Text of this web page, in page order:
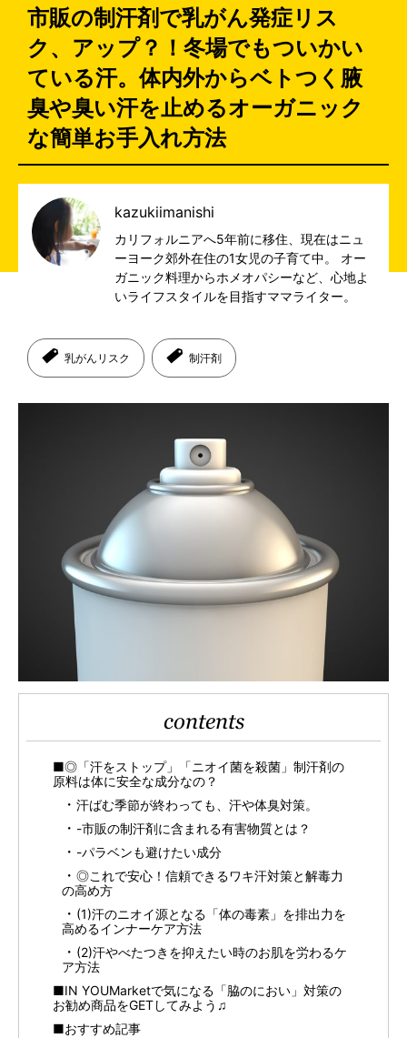
市販の制汗剤で乳がん発症リス
ク、アップ？！冬場でもついかい
ている汗。体内外からベトつく腋
臭や臭い汗を止めるオーガニック
な簡単お手入れ方法
kazukiimanishi
カリフォルニアへ5年前に移住、現在はニュ
ーヨーク郊外在住の1女児の子育て中。 オー
ガニック料理からホメオパシーなど、心地よ
いライフスタイルを目指すママライター。
乳がんリスク 制汗剤
contents
■◎「汗をストップ」「ニオイ菌を殺菌」制汗剤の
原料は体に安全な成分なの？
汗ばむ季節が終わっても、汗や体臭対策。
-市販の制汗剤に含まれる有害物質とは？
-パラベンも避けたい成分
◎これで安心！信頼できるワキ汗対策と解毒力
の高め方
(1)汗のニオイ源となる「体の毒素」を排出力を
高めるインナーケア方法
(2)汗やべたつきを抑えたい時のお肌を労わるケ
ア方法
■IN YOUMarketで気になる「脇のにおい」対策の
お勧め商品をGETしてみよう♫
■おすすめ記事